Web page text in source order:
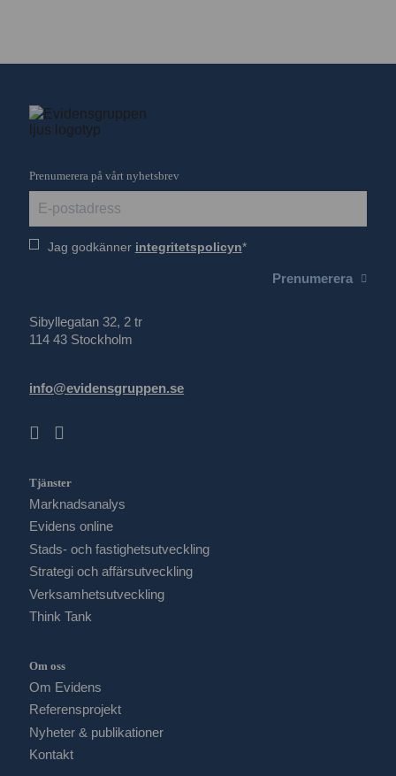
Sibyllegatan 32, 2 tr
114 43 Stockholm
info@evidensgruppen.se
Tjänster
Marknadsanalys
Evidens online
Stads- och fastighetsutveckling
Strategi och affärsutveckling
Verksamhetsutveckling
Think Tank
Om oss
Om Evidens
Referensprojekt
Nyheter & publikationer
Kontakt
Prenumerera på vårt nyhetsbrev
Jag godkänner integritetspolicyn
Prenumerera